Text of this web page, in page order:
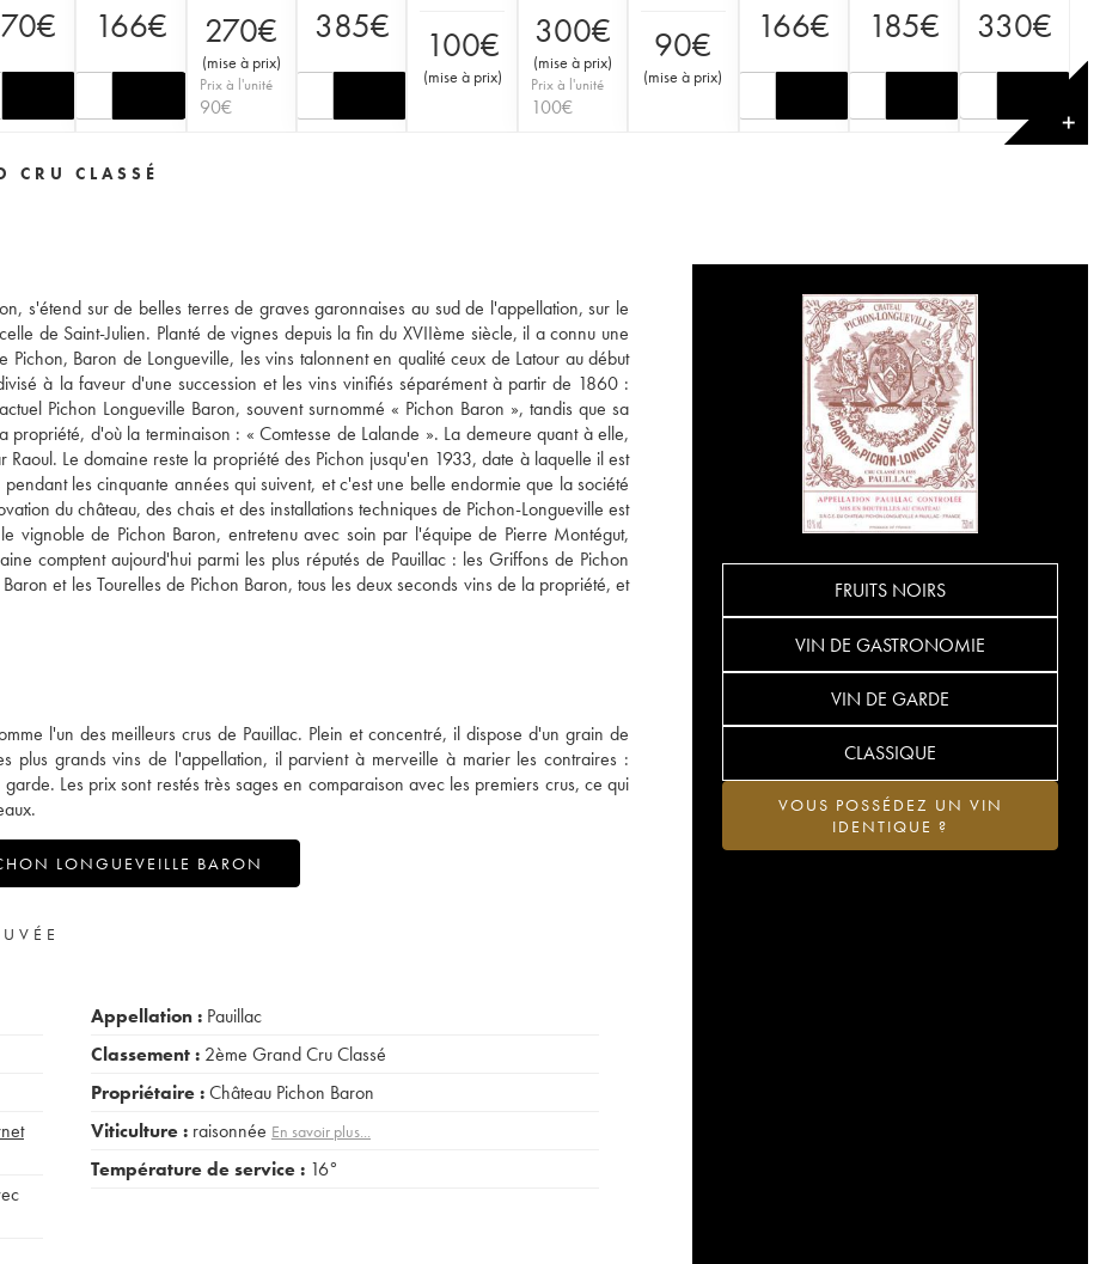
€ 166€ 270€
(mise à prix)
Prix à l'unité
90€
385€ 100€
(mise à prix)
300€
(mise à prix)
Prix à l'unité
100€
90€
(mise à prix)
166€ 185€ 330€
✕
CRU CLASSÉ
s'étend sur de belles terres de graves garonnaises au sud de l'appellation, sur le
de Saint-Julien. Planté de vignes depuis la fin du XVIIème siècle, il a connu une
Pichon, Baron de Longueville, les vins talonnent en qualité ceux de Latour au début
à la faveur d'une succession et les vins vinifiés séparément à partir de 1860 :
Pichon Longueville Baron, souvent surnommé « Pichon Baron », tandis que sa
d'où la terminaison : « Comtesse de Lalande ». La demeure quant à elle,
Le domaine reste la propriété des Pichon jusqu'en 1933, date à laquelle il est
les cinquante années qui suivent, et c'est une belle endormie que la société
du château, des chais et des installations techniques de Pichon-Longueville est
vignoble de Pichon Baron, entretenu avec soin par l'équipe de Pierre Montégut,
comptent aujourd'hui parmi les plus réputés de Pauillac : les Griffons de Pichon
et les Tourelles de Pichon Baron, tous les deux seconds vins de la propriété, et
l'un des meilleurs crus de Pauillac. Plein et concentré, il dispose d'un grain de
plus grands vins de l'appellation, il parvient à merveille à marier les contraires :
Les prix sont restés très sages en comparaison avec les premiers crus, ce qui
LONGUEVEILLE BARON
FRUITS NOIRS
VIN DE GASTRONOMIE
VIN DE GARDE
CLASSIQUE
VOUS POSSÉDEZ UN VIN
IDENTIQUE ?
Appellation : Pauillac
Classement : 2ème Grand Cru Classé
Propriétaire :Château Pichon Baron
Viticulture : raisonnée En savoir plus...
Température de service : 16°